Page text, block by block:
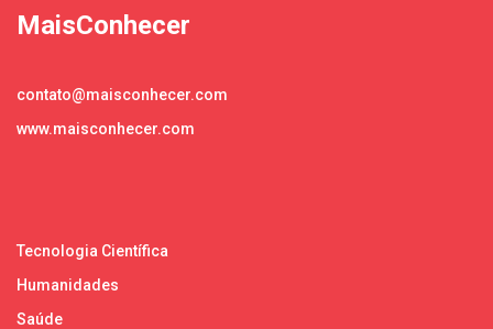
MaisConhecer
contato@maisconhecer.com
www.maisconhecer.com
Tecnologia Científica
Humanidades
Saúde